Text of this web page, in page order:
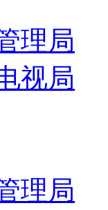
理局
视局
理局